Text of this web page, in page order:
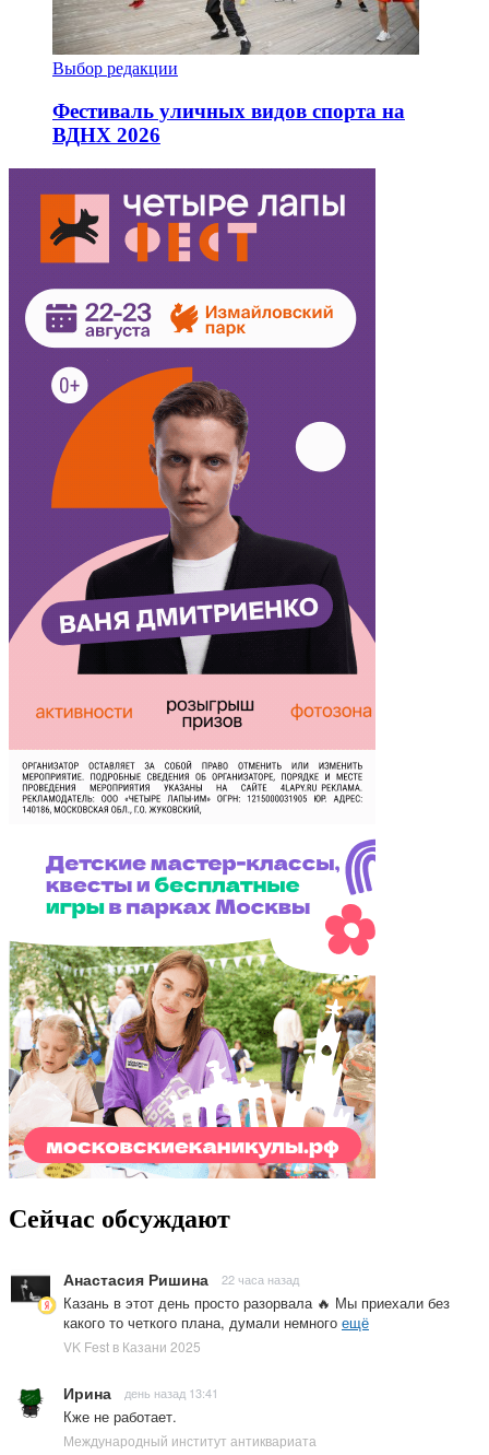
Выбор редакции
Фестиваль уличных видов спорта на
ВДНХ 2026
Сейчас обсуждают
Анастасия Ришина 22 часа назад
Казань в этот день просто разорвала 🔥 Мы приехали без
какого то четкого плана, думали немного ещё
VK Fest в Казани 2025
Ирина день назад 13:41
Кже не работает.
Международный институт антиквариата